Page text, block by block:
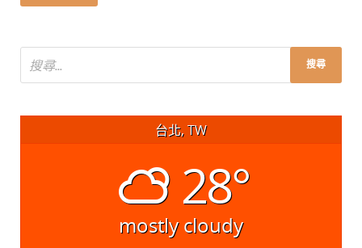
台北, TW
28°
mostly cloudy